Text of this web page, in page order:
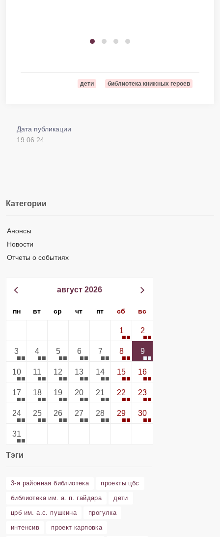
дети библиотека книжных героев
Дата публикации
19.06.24
Категории
Анонсы
Новости
Отчеты о событиях
август 2026
пн вт ср чт пт сб вс
1 2
3 4 5 6 7 8 9
10 11 12 13 14 15 16
17 18 19 20 21 22 23
24 25 26 27 28 29 30
31
Тэги
3-я районная библиотека
проекты цбс
библиотека им. а. п. гайдара
дети
црб им. а.с. пушкина
прогулка
интенсив
проект карповка